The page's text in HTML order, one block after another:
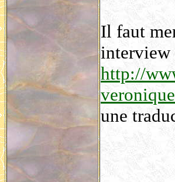
Il faut
interview
http://
une